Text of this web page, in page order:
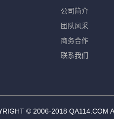
公司简介
团队风采
商务合作
联系我们
© 2006-2018 QA114.COM